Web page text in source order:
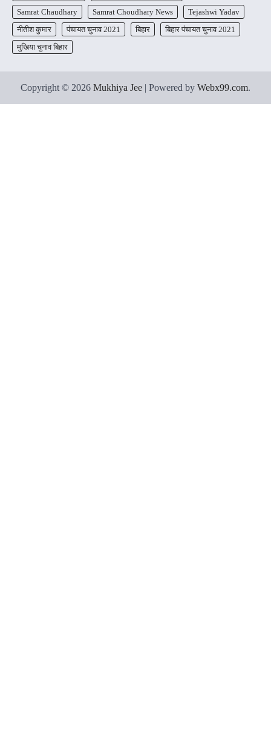
Samrat Chaudhary
Samrat Choudhary News
Tejashwi Yadav
नीतीश कुमार
पंचायत चुनाव 2021 बिहार
बिहार पंचायत चुनाव 2021
मुखिया चुनाव बिहार
Copyright © 2026 Mukhiya Jee | Powered by Webx99.com.